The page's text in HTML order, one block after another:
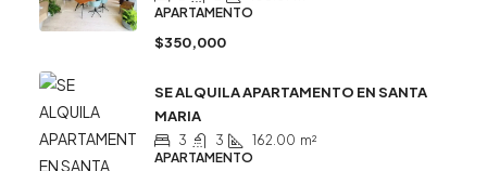
APARTAMENTO
$350,000
SE ALQUILA APARTAMENTO EN SANTA
MARIA
3 3 162.00 m²
APARTAMENTO